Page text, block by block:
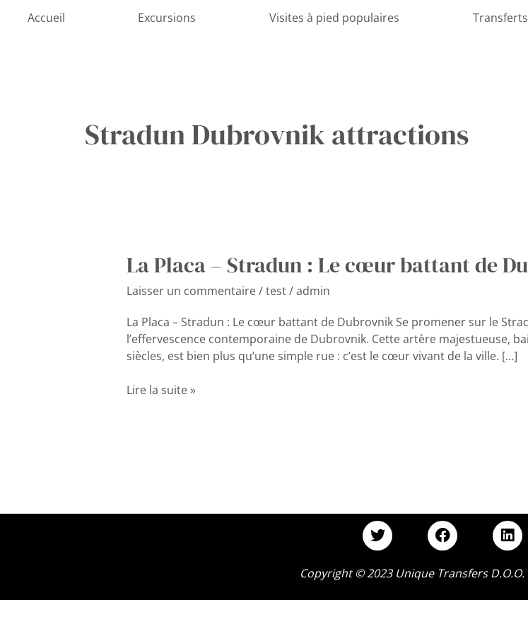
Accueil Excursions Visites à pied populaires Transferts
Stradun Dubrovnik attractions
La Placa – Stradun : Le cœur battant de
Laisser un commentaire/test/admin
La Placa – Stradun : Le cœur battant de Dubrovnik Se promener sur le
l’effervescence contemporaine de Dubrovnik. Cette artère majestueuse,
siècles, est bien plus qu’une simple rue : c’est le cœur vivant de la ville. […]
La
Placa
–
:
Le
cœur
de
Lire la suite »
T
w
i
t
e
F
a
c
e
o
L
i
n
k
d
Copyright © 2023 Unique Transfers